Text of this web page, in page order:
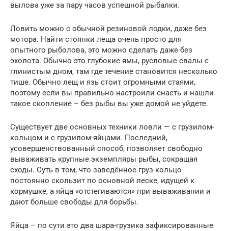
вылова уже за пару часов успешной рыбалки.
Ловить можно с обычной резиновой лодки, даже без
мотора. Найти стоянки леща очень просто для
опытного рыболова, это можно сделать даже без
эхолота. Обычно это глубокие ямы, русловые свалы с
глинистым дном, там где течение становится несколько
тише. Обычно лещ и язь стоит огромными стаями,
поэтому если вы правильно настроили снасть и нашли
такое скопление – без рыбы вы уже домой не уйдете.
Существует две основных техники ловли — с грузилом-
кольцом и с грузилом-яйцами. Последний,
усовершенствованный способ, позволяет свободно
вываживать крупные экземпляры рыбы, сокращая
сходы. Суть в том, что заведённое груз-кольцо
постоянно скользит по основной леске, идущей к
кормушке, а яйца «отстегиваются» при вываживании и
дают больше свободы для борьбы.
Яйца – по сути это два шара-грузика зафиксированные